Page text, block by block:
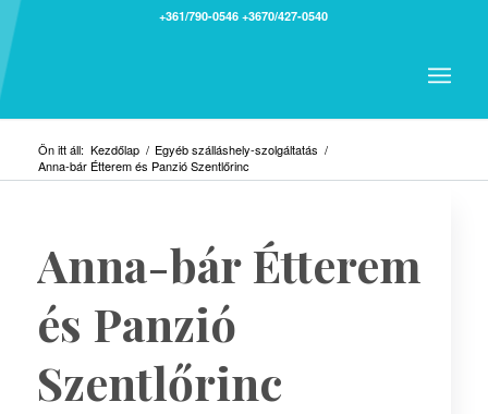
+361/790-0546 +3670/427-0540
Ön itt áll: Kezdőlap / Egyéb szálláshely-szolgáltatás /
Anna-bár Étterem és Panzió Szentlőrinc
Anna-bár Étterem
és Panzió
Szentlőrinc